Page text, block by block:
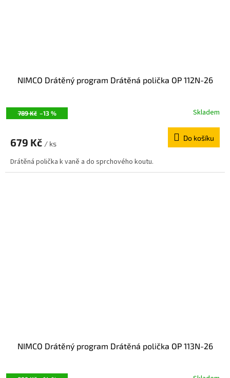
789 Kč –13 %
NIMCO Drátěný program Drátěná polička OP 112N-26
Skladem
679 Kč / ks
Do košíku
Drátěná polička k vaně a do sprchového koutu.
NIMCO Drátěný program Drátěná polička OP 113N-26